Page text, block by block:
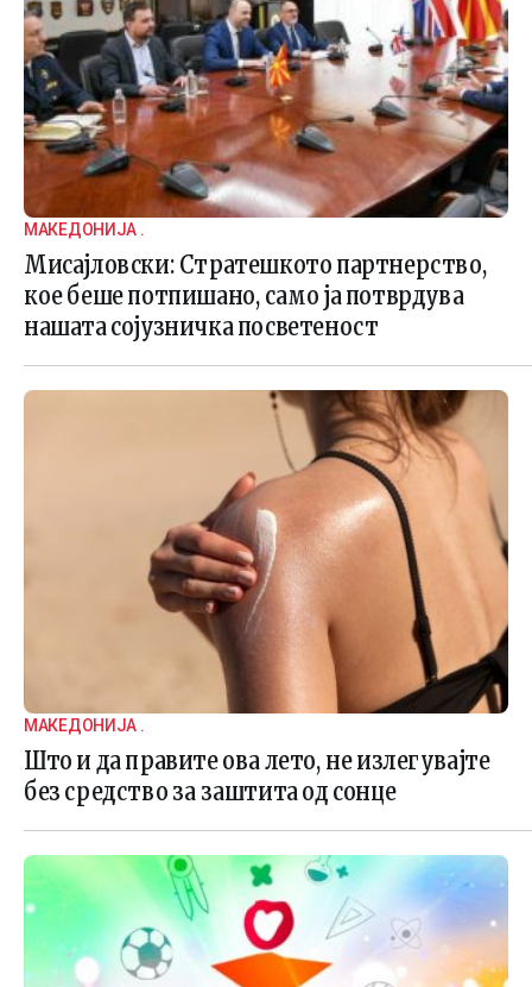
МАКЕДОНИЈА .
Мисајловски: Стратешкото партнерство,
кое беше потпишано, само ја потврдува
нашата сојузничка посветеност
МАКЕДОНИЈА .
Што и да правите ова лето, не излегувајте
без средство за заштита од сонце